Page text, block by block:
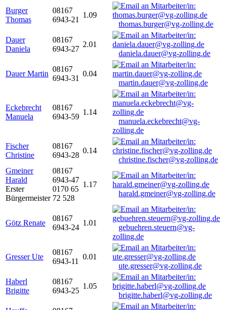
Burger
Thomas
08167
6943-21
1.09
thomas.burger@vg-zolling.de
Dauer
Daniela
08167
6943-27
2.01
daniela.dauer@vg-zolling.de
Dauer Martin
08167
6943-31
0.04
martin.dauer@vg-zolling.de
Eckebrecht
Manuela
08167
6943-59
1.14
manuela.eckebrecht@vg-
zolling.de
Fischer
Christine
08167
6943-28
0.14
christine.fischer@vg-zolling.de
Gmeiner
Harald
Erster
Bürgermeister
08167
6943-47
0170 65
72 528
1.17
harald.gmeiner@vg-zolling.de
Götz Renate
08167
6943-24
1.01
gebuehren.steuern@vg-
zolling.de
Gresser Ute
08167
6943-11
0.01
ute.gresser@vg-zolling.de
Haberl
Brigitte
08167
6943-25
1.05
brigitte.haberl@vg-zolling.de